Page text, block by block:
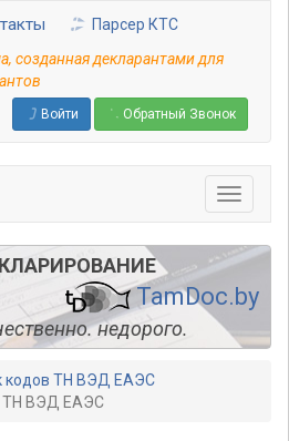
Парсер КТС
созданная декларантами для
Войти Обратный Звонок
TamDoc.by
недорого.
кодов ТН ВЭД ЕАЭС
ТН ВЭД ЕАЭС